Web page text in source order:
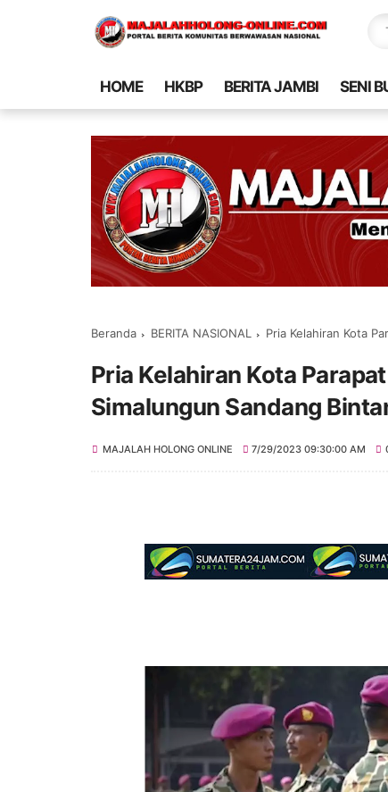
HOME HKBP BERITA JAMBI SENI
Beranda BERITA NASIONAL Pria Kelahiran Kota
Pria Kelahiran Kota
Simalungun Sandang
MAJALAH HOLONG ONLINE 7/29/2023 09:30:00 AM